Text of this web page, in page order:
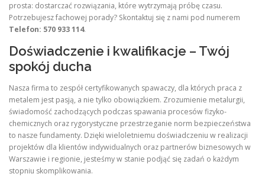
prosta: dostarczać rozwiązania, które wytrzymają próbę czasu.
Potrzebujesz fachowej porady? Skontaktuj się z nami pod numerem
Telefon: 570 933 114.
Doświadczenie i kwalifikacje – Twój
spokój ducha
Nasza firma to zespół certyfikowanych spawaczy, dla których praca z
metalem jest pasją, a nie tylko obowiązkiem. Zrozumienie metalurgii,
świadomość zachodzących podczas spawania procesów fizyko-
chemicznych oraz rygorystyczne przestrzeganie norm bezpieczeństwa
to nasze fundamenty. Dzięki wieloletniemu doświadczeniu w realizacji
projektów dla klientów indywidualnych oraz partnerów biznesowych w
Warszawie i regionie, jesteśmy w stanie podjąć się zadań o każdym
stopniu skomplikowania.